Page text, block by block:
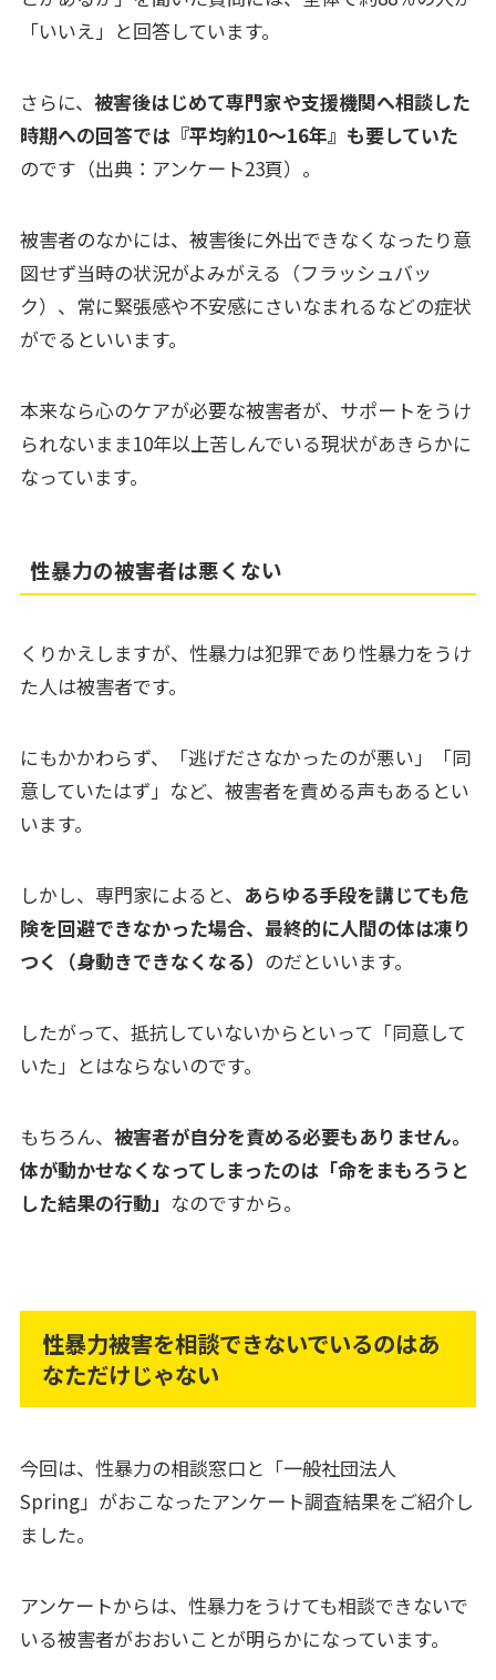
「いいえ」と回答しています。
さらに、 被害後はじめて専門家や支援機関へ相談した
時期への回答では『平均約10～16年』も要していた
のです（出典：アンケート23頁）。
被害者のなかには、被害後に外出できなくなったり意
図せず当時の状況がよみがえる（フラッシュバッ
ク）、常に緊張感や不安感にさいなまれるなどの症状
がでるといいます。
本来なら心のケアが必要な被害者が、サポートをうけ
られないまま10年以上苦しんでいる現状があきらかに
なっています。
性暴力の被害者は悪くない
くりかえしますが、性暴力は犯罪であり性暴力をうけ
た人は被害者です。
にもかかわらず、「逃げださなかったのが悪い」「同
意していたはず」など、被害者を責める声もあるとい
います。
しかし、専門家によると、 あらゆる手段を講じても危
険を回避できなかった場合、最終的に人間の体は凍り
つく（身動きできなくなる） のだといいます。
したがって、抵抗していないからといって「同意して
いた」とはならないのです。
もちろん、 被害者が自分を責める必要もありません。
体が動かせなくなってしまったのは「命をまもろうと
した結果の行動」 なのですから。
性暴力被害を相談できないでいるのはあ
なただけじゃない
今回は、性暴力の相談窓口と「一般社団法人
Spring」がおこなったアンケート調査結果をご紹介し
ました。
アンケートからは、性暴力をうけても相談できないで
いる被害者がおおいことが明らかになっています。